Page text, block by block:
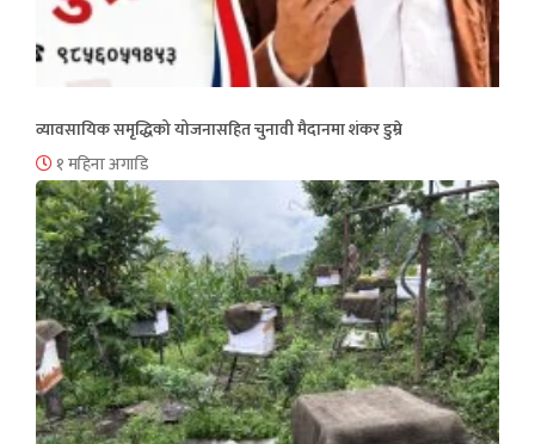
व्यावसायिक समृद्धिको योजनासहित चुनावी मैदानमा शंकर डुम्रे
१ महिना अगाडि